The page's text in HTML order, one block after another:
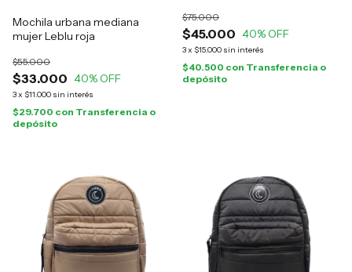
Mochila urbana mediana
mujer Leblu roja
$33.000
$55.000
40% OFF
3x $11.000 sin interés
$29.700 con Transferencia o
depósito
$45.000
$75.000
40% OFF
3x $15.000 sin interés
$40.500 con Transferencia o
depósito